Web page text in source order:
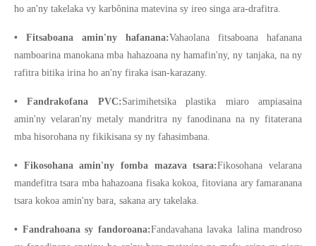
ho an'ny takelaka vy karbônina matevina sy ireo singa ara-drafitra.
• Fitsaboana amin'ny hafanana:Vahaolana fitsaboana hafanana
namboarina manokana mba hahazoana ny hamafin'ny, ny tanjaka, na ny
rafitra bitika irina ho an'ny firaka isan-karazany.
• Fandrakofana PVC:Sarimihetsika plastika miaro ampiasaina
amin'ny velaran'ny metaly mandritra ny fanodinana na ny fitaterana
mba hisorohana ny fikikisana sy ny fahasimbana.
• Fikosohana amin'ny fomba mazava tsara:Fikosohana velarana
mandefitra tsara mba hahazoana fisaka kokoa, fitoviana ary famaranana
tsara kokoa amin'ny bara, sakana ary takelaka.
• Fandrahoana sy fandoroana:Fandavahana lavaka lalina mandroso